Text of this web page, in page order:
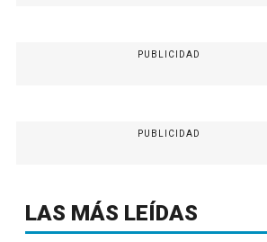
PUBLICIDAD
PUBLICIDAD
LAS MÁS LEÍDAS